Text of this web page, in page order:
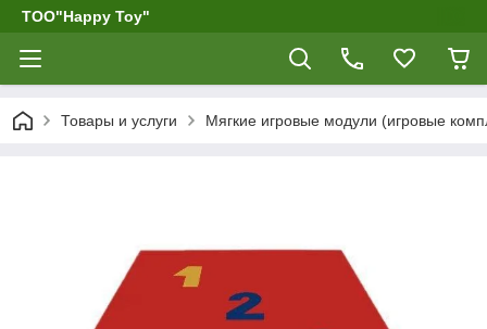
ТОО"Happy Toy"
Товары и услуги Мягкие игровые модули (игровые